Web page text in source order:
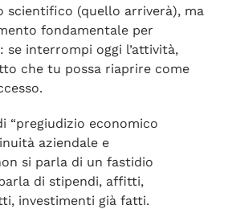
scientifico (quello arriverà), ma
fondamentale per
se interrompi oggi l’attività,
che tu possa riaprire come
“pregiudizio economico
aziendale e
si parla di un fastidio
di stipendi, affitti,
investimenti già fatti.